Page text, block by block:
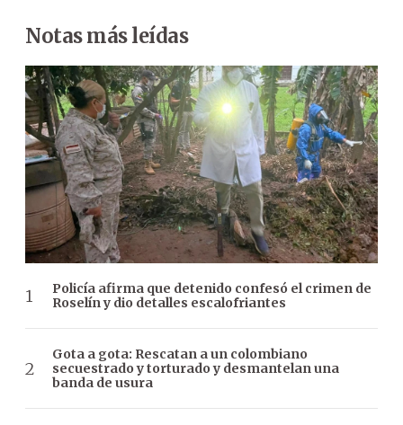
Notas más leídas
Policía afirma que detenido confesó el crimen de
Roselín y dio detalles escalofriantes
Gota a gota: Rescatan a un colombiano
secuestrado y torturado y desmantelan una
banda de usura